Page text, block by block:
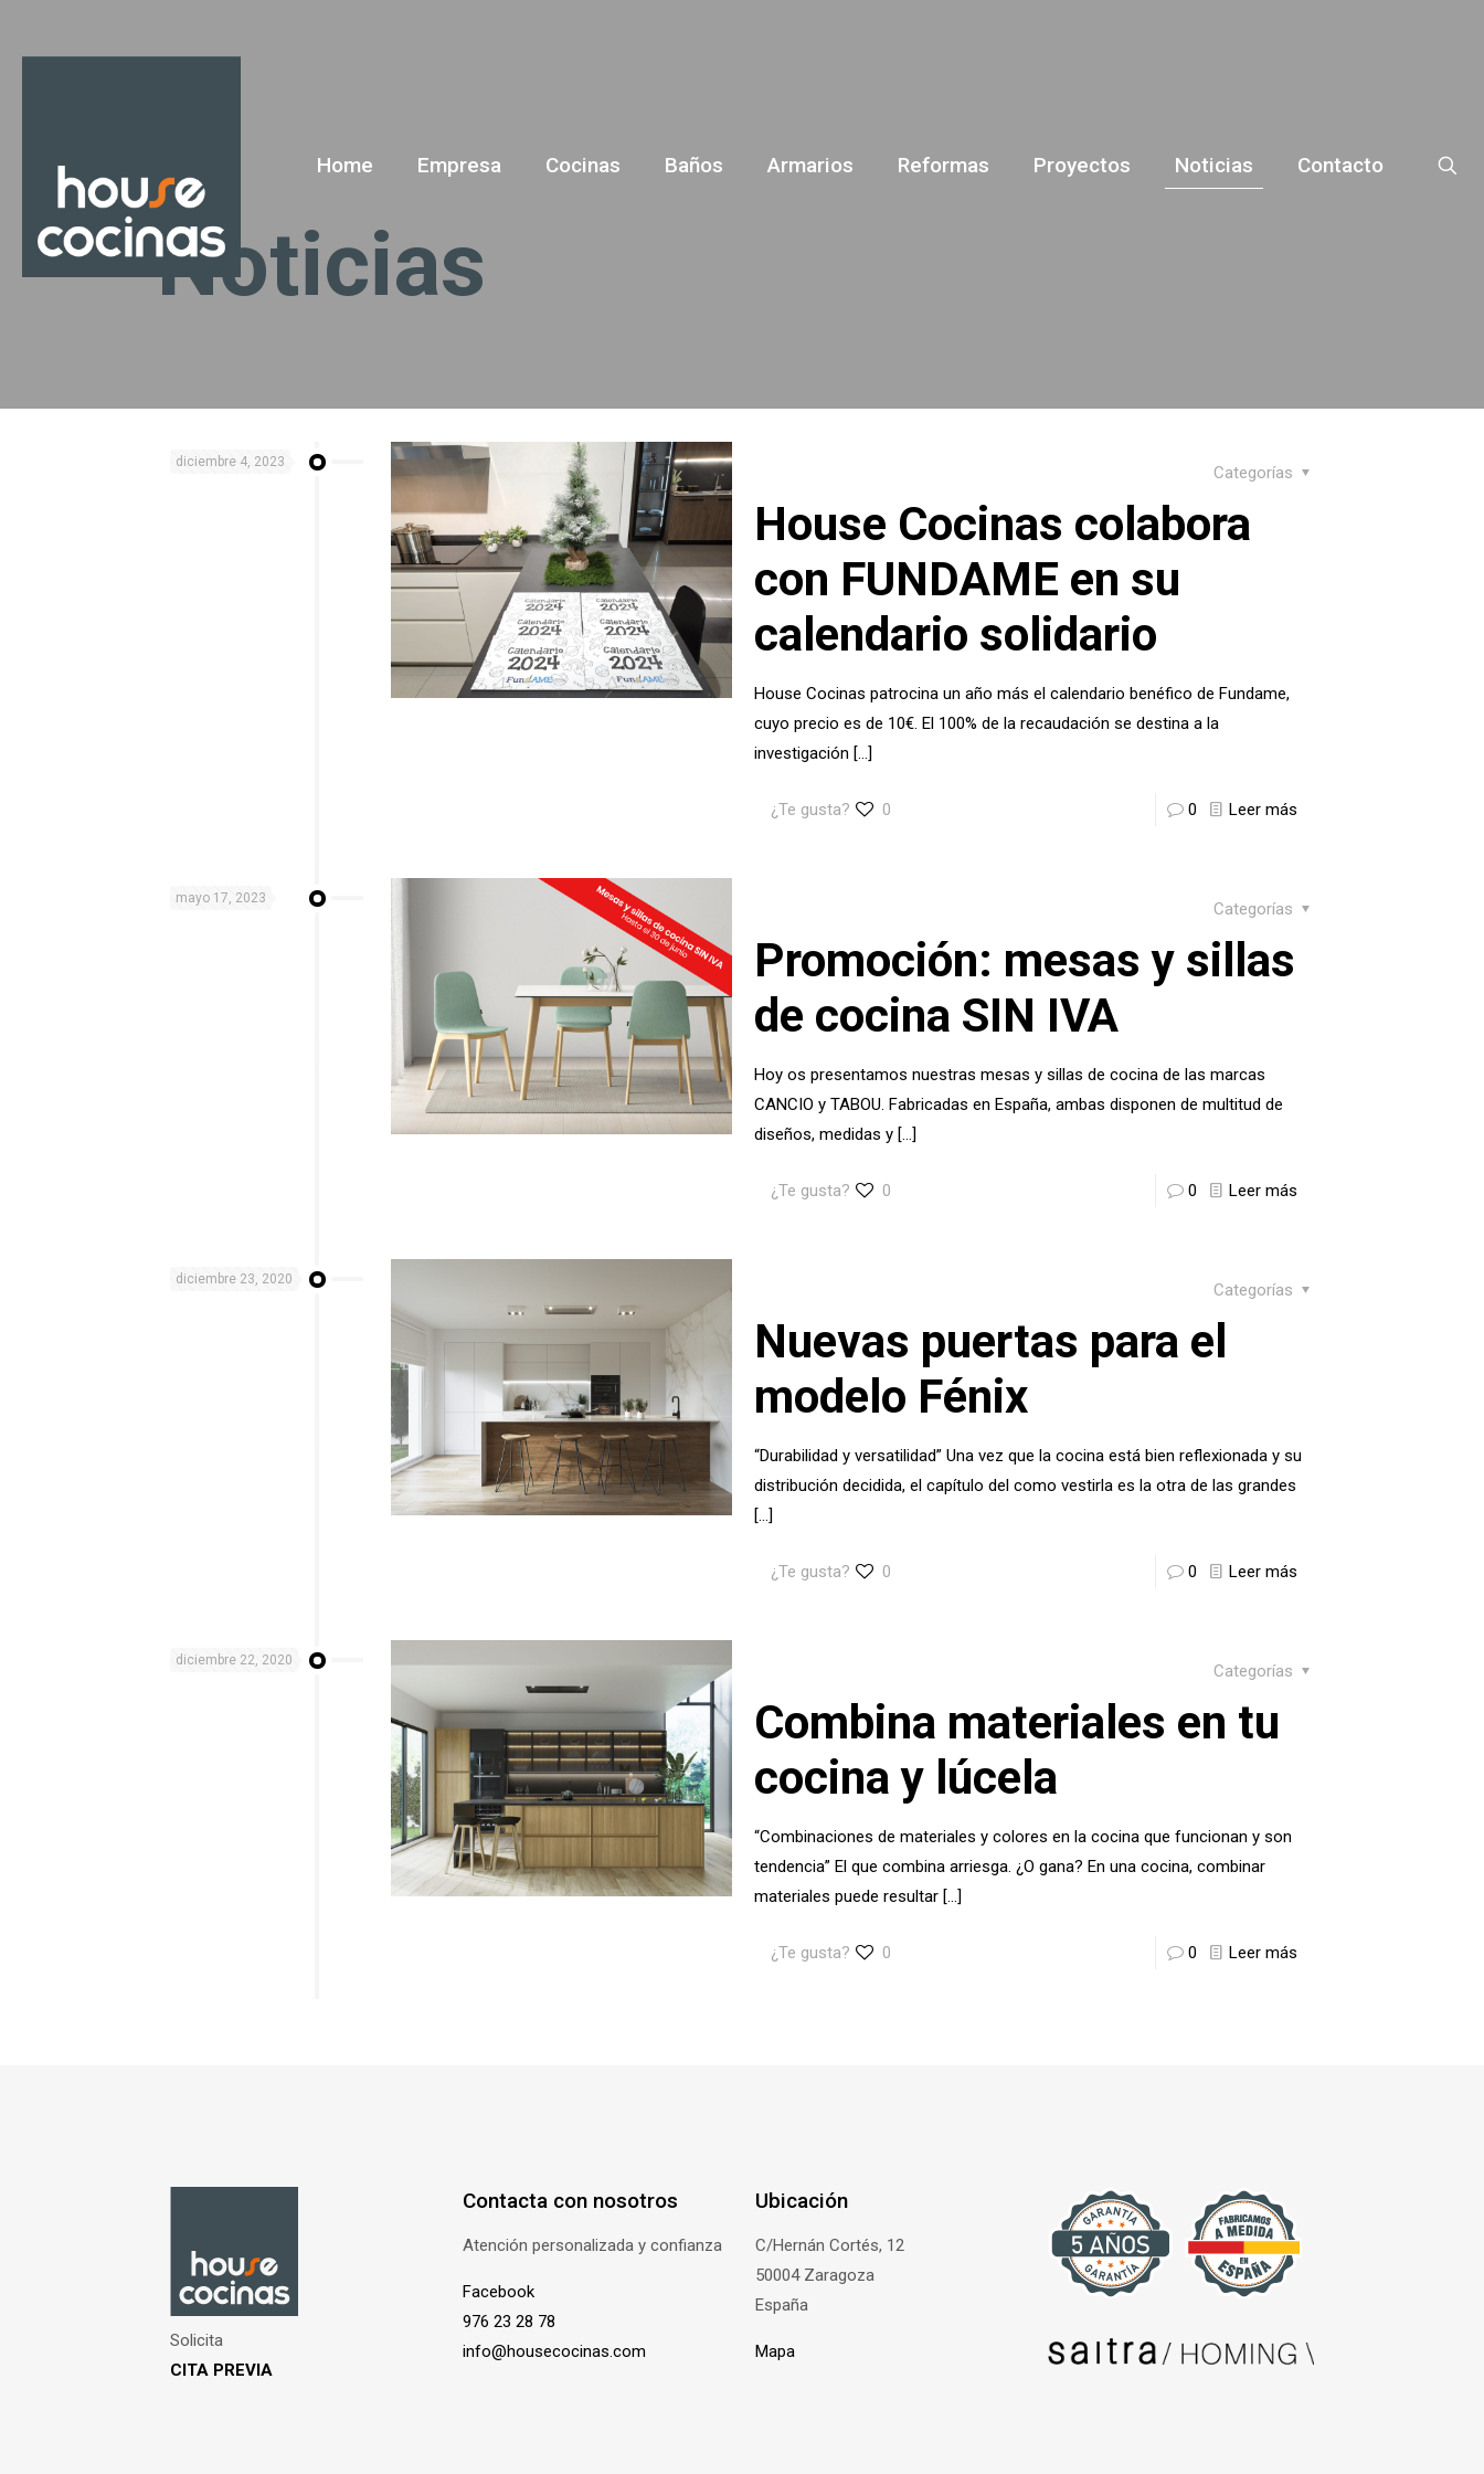
Home Empresa Cocinas Baños Armarios Reformas Proyectos Noticias Contacto
Noticias
diciembre 4, 2023
Categorías
House Cocinas colabora
con FUNDAME en su
calendario solidario
House Cocinas patrocina un año más el calendario benéfico de Fundame,
cuyo precio es de 10€. El 100% de la recaudación se destina a la
investigación […]
¿Te gusta? 0 0 Leer más
mayo 17, 2023
Categorías
Promoción: mesas y sillas
de cocina SIN IVA
Hoy os presentamos nuestras mesas y sillas de cocina de las marcas
CANCIO y TABOU. Fabricadas en España, ambas disponen de multitud de
diseños, medidas y […]
¿Te gusta? 0 0 Leer más
diciembre 23, 2020
Categorías
Nuevas puertas para el
modelo Fénix
“Durabilidad y versatilidad” Una vez que la cocina está bien reflexionada y su
distribución decidida, el capítulo del como vestirla es la otra de las grandes
[…]
¿Te gusta? 0 0 Leer más
diciembre 22, 2020
Categorías
Combina materiales en tu
cocina y lúcela
“Combinaciones de materiales y colores en la cocina que funcionan y son
tendencia” El que combina arriesga. ¿O gana? En una cocina, combinar
materiales puede resultar […]
¿Te gusta? 0 0 Leer más
Solicita
CITA PREVIA
Contacta con nosotros
Atención personalizada y confianza
Facebook
976 23 28 78
info@housecocinas.com
Ubicación
C/Hernán Cortés, 12
50004 Zaragoza
España
Mapa